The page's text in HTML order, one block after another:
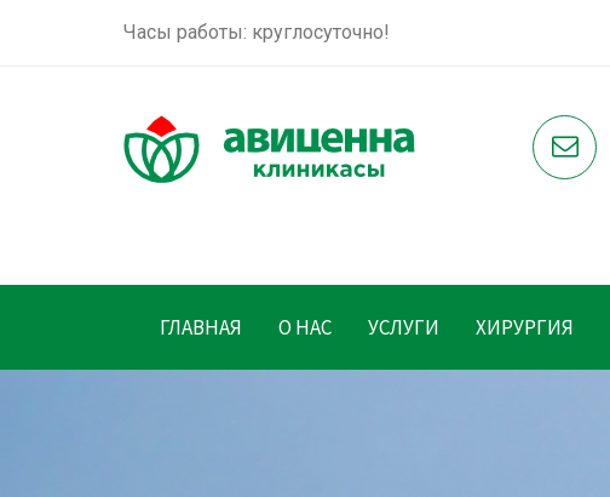
Часы работы: круглосуточно!
ГЛАВНАЯ О НАС УСЛУГИ ХИРУРГИЯ